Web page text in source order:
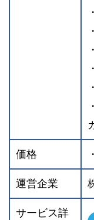
価格
運営企業
サービス詳